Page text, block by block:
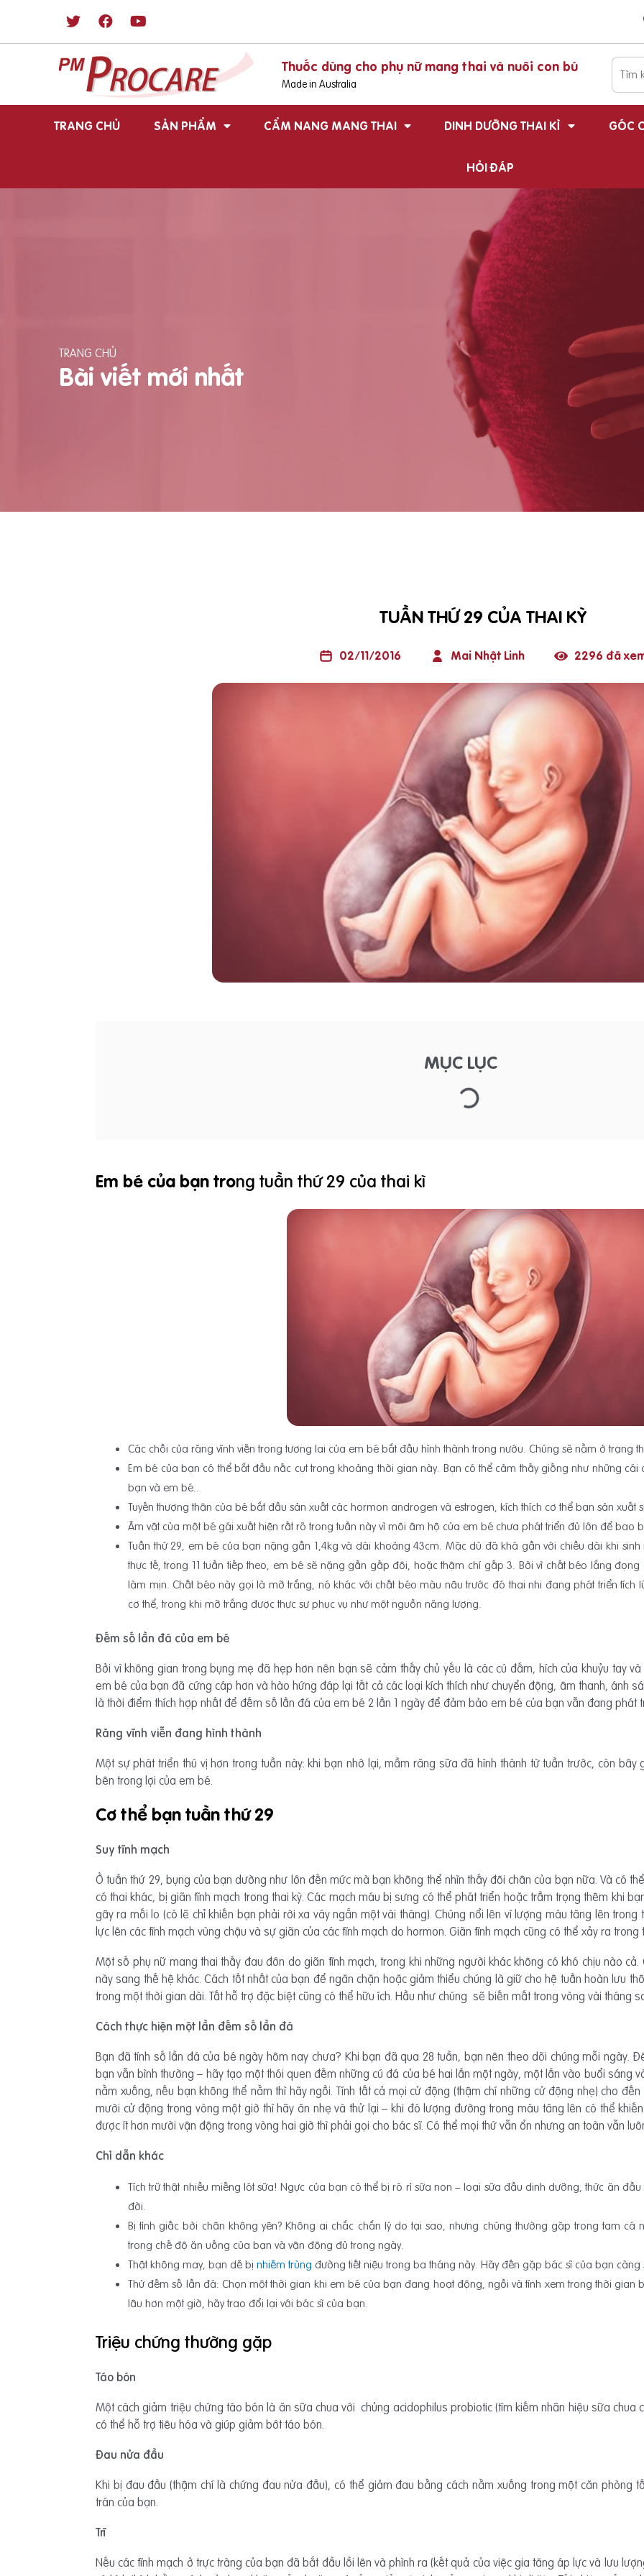
Thuốc dùng cho phụ nữ mang thai và nuôi con bú
Made in Australia
TRANG CHỦ SẢN PHẨM CẨM NANG MANG THAI DINH DƯỠNG THAI KÌ GÓC
HỎI ĐÁP
TRANG CHỦ
Bài viết mới nhất
TUẦN THỨ 29 CỦA THAI KỲ
02/11/2016 Mai Nhật Linh 2296 đã
MỤC LỤC
Em bé của bạn trong tuần thứ 29 của thai kì
Các chồi của răng vĩnh viễn trong tương lai của em bé bắt đầu hình thành trong nướu. Chúng sẽ nằm ở trạng
Em bé của bạn có thể bắt đầu nấc cụt trong khoảng thời gian này. Bạn có thể cảm thấy giống như những
bạn và em bé..
Tuyến thượng thận của bé bắt đầu sản xuất các hormon androgen và estrogen, kích thích cơ thể bạn sản xuất
Âm vật của một bé gái xuất hiện rất rõ trong tuần này vì môi âm hộ của em bé chưa phát triển đủ lớn để bao
Tuần thứ 29, em bé của bạn nặng gần 1,4kg và dài khoảng 43cm. Mặc dù đã khá gần với chiều dài khi
thực tế, trong 11 tuần tiếp theo, em bé sẽ nặng gần gấp đôi, hoặc thậm chí gấp 3. Bởi vì chất béo lắng
làm mịn. Chất béo này gọi là mỡ trắng, nó khác với chất béo màu nâu trước đó thai nhi đang phát triển tích
cơ thể, trong khi mỡ trắng được thực sự phục vụ như một nguồn năng lượng.
Đếm số lần đá của em bé
Bởi vì không gian trong bụng mẹ đã hẹp hơn nên bạn sẽ cảm thấy chủ yếu là các cú đấm, hích của khuỷu tay
em bé của bạn đã cứng cáp hơn và hào hứng đáp lại tất cả các loại kích thích như chuyển động, âm thanh, ánh
là thời điểm thích hợp nhất để đếm số lần đá của em bé 2 lần 1 ngày để đảm bảo em bé của bạn vẫn đang phát
Răng vĩnh viễn đang hình thành
Một sự phát triển thú vị hơn trong tuần này: khi bạn nhớ lại, mầm răng sữa đã hình thành từ tuần trước, còn bây
bên trong lợi của em bé.
Cơ thể bạn tuần thứ 29
Suy tĩnh mạch
Ở tuần thứ 29, bụng của bạn dường như lớn đến mức mà bạn không thể nhìn thấy đôi chân của bạn nữa. Và có
có thai khác, bị giãn tĩnh mạch trong thai kỳ. Các mạch máu bị sưng có thể phát triển hoặc trầm trọng thêm khi
gây ra mối lo (có lẽ chỉ khiến bạn phải rời xa váy ngắn một vài tháng). Chúng nổi lên vì lượng máu tăng lên
lực lên các tĩnh mạch vùng chậu và sự giãn của các tĩnh mạch do hormon. Giãn tĩnh mạch cũng có thể xảy ra
Một số phụ nữ mang thai thấy đau đớn do giãn tĩnh mạch, trong khi những người khác không có khó chịu nào
này sang thế hệ khác. Cách tốt nhất của bạn để ngăn chặn hoặc giảm thiểu chúng là giữ cho hệ tuần hoàn lưu
trong một thời gian dài. Tất hỗ trợ đặc biệt cũng có thể hữu ích. Hầu như chúng sẽ biến mất trong vòng vài tháng
Cách thực hiện một lần đếm số lần đá
Bạn đã tính số lần đá của bé ngày hôm nay chưa? Khi bạn đã qua 28 tuần, bạn nên theo dõi chúng mỗi ngày.
bạn vẫn bình thường – hãy tạo một thói quen đếm những cú đá của bé hai lần một ngày, một lần vào buổi sáng
nằm xuống, nếu bạn không thể nằm thì hãy ngồi. Tính tất cả mọi cử động (thậm chí những cử động nhẹ) cho
mười cử động trong vòng một giờ thì hãy ăn nhẹ và thử lại – khi đó lượng đường trong máu tăng lên có thể
được ít hơn mười vận động trong vòng hai giờ thì phải gọi cho bác sĩ. Có thể mọi thứ vẫn ổn nhưng an toàn vẫn
Chỉ dẫn khác
Tích trữ thật nhiều miếng lót sữa! Ngực của bạn có thể bị rò rỉ sữa non – loại sữa đầu dinh dưỡng, thức ăn
đời.
Bị tỉnh giấc bởi chân không yên? Không ai chắc chắn lý do tại sao, nhưng chúng thường gặp trong tam
trong chế độ ăn uống của bạn và vận động đủ trong ngày.
Thật không may, bạn dễ bị nhiễm trùng đường tiết niệu trong ba tháng này. Hãy đến gặp bác sĩ của bạn
Thử đếm số lần đá: Chọn một thời gian khi em bé của bạn đang hoạt động, ngồi và tính xem trong thời
lâu hơn một giờ, hãy trao đổi lại với bác sĩ của bạn.
Triệu chứng thường gặp
Táo bón
Một cách giảm triệu chứng táo bón là ăn sữa chua với chủng acidophilus probiotic (tìm kiếm nhãn hiệu sữa chua
có thể hỗ trợ tiêu hóa và giúp giảm bớt táo bón.
Đau nửa đầu
Khi bị đau đầu (thậm chí là chứng đau nửa đầu), có thể giảm đau bằng cách nằm xuống trong một căn phòng
trán của bạn.
Trĩ
Nếu các tĩnh mạch ở trực tràng của bạn đã bắt đầu lồi lên và phình ra (kết quả của việc gia tăng áp lực và lưu